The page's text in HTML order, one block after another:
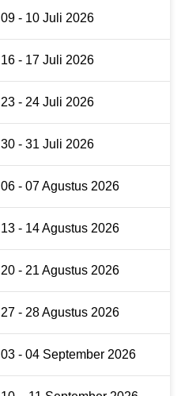
09 - 10 Juli 2026
16 - 17 Juli 2026
23 - 24 Juli 2026
30 - 31 Juli 2026
06 - 07 Agustus 2026
13 - 14 Agustus 2026
20 - 21 Agustus 2026
27 - 28 Agustus 2026
03 - 04 September 2026